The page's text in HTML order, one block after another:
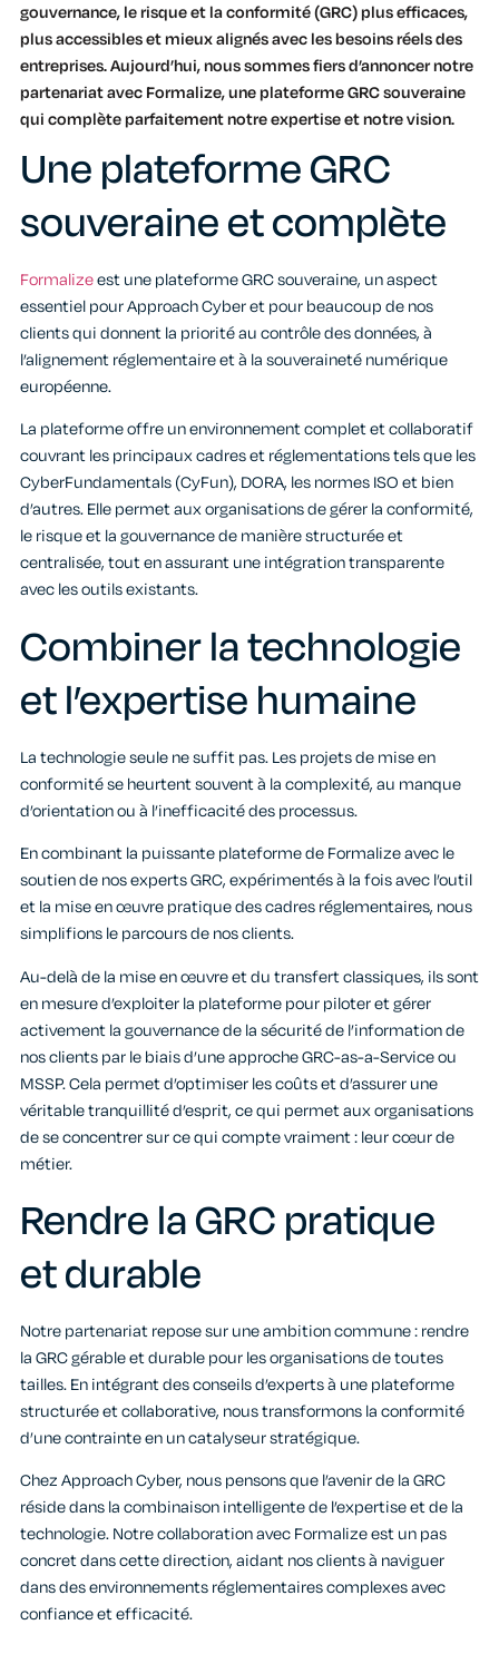
gouvernance, le risque et la conformité (GRC) plus efficaces,
plus accessibles et mieux alignés avec les besoins réels des
entreprises. Aujourd’hui, nous sommes fiers d’annoncer notre
partenariat avec Formalize, une plateforme GRC souveraine
qui complète parfaitement notre expertise et notre vision.
Une plateforme GRC
souveraine et complète
Formalizeest une plateforme GRC souveraine, un aspect
essentiel pour Approach Cyber et pour beaucoup de nos
clients qui donnent la priorité au contrôle des données, à
l’alignement réglementaire et à la souveraineté numérique
européenne.
La plateforme offre un environnement complet et collaboratif
couvrant les principaux cadres et réglementations tels que les
CyberFundamentals (CyFun), DORA, les normes ISOet bien
d’autres. Elle permet aux organisations de gérer la conformité,
le risque et la gouvernance de manière structurée et
centralisée, tout en assurant une intégration transparente
avec les outils existants.
Combiner la technologie
et l’expertise humaine
La technologie seule ne suffit pas. Les projets de mise en
conformité se heurtent souvent à la complexité, au manque
d’orientation ou à l’inefficacité des processus.
En combinant la puissante plateforme de Formalize avec le
soutien de nosexperts GRC, expérimentés à la fois avec l’outil
et la mise en œuvre pratique des cadres réglementaires, nous
simplifions le parcours de nos clients.
Au-delà de la mise en œuvre et du transfert classiques, ils sont
en mesure d’exploiter la plateforme pour piloter et gérer
activement la gouvernance de la sécurité de l’information de
nos clients par le biais d’une approche GRC-as-a-Service ou
MSSP. Cela permet d’optimiser les coûts et d’assurer une
véritable tranquillité d’esprit, ce qui permet aux organisations
de se concentrer sur ce qui compte vraiment : leur cœur de
métier.
Rendre la GRC pratique
et durable
Notre partenariat repose sur une ambition commune : rendre
la GRC gérable et durable pour les organisations de toutes
tailles. En intégrant des conseils d’experts à une plateforme
structurée et collaborative, nous transformons la conformité
d’une contrainte en un catalyseur stratégique.
Chez Approach Cyber, nous pensons que l’avenir de la GRC
réside dans la combinaison intelligente de l’expertise et de la
technologie. Notre collaboration avec Formalize est un pas
concret dans cette direction, aidant nos clients à naviguer
dans des environnements réglementaires complexes avec
confiance et efficacité.